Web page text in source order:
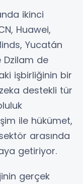
ikinci
Huawei,
Yucatán
Dzilam de
işbirliğinin bir
destekli tür
ile hükümet,
arasında
getiriyor.
gerçek